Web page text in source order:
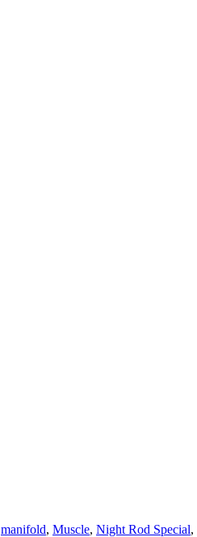
manifold, Muscle, Night Rod Special,